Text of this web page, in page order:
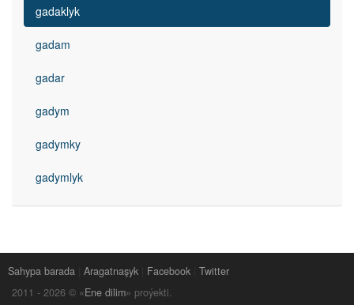
gadaklyk
gadam
gadar
gadym
gadymky
gadymlyk
Sahypa barada Aragatnaşyk Facebook
Twitter
2011 - 2026 © «Ene dilim» proýekti.